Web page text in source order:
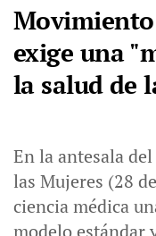
exige una
la salud de
En la antesala
las Mujeres (28
ciencia médica
modelo estándar